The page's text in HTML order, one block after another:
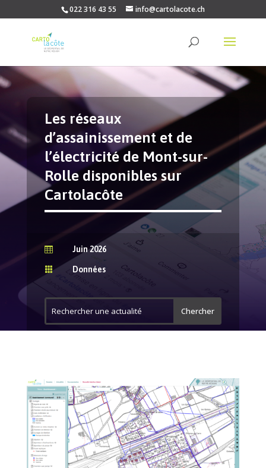
022 316 43 55 info@cartolacote.ch
Les réseaux
d’assainissement et de
l’électricité de Mont-sur-
Rolle disponibles sur
Cartolacôte
 Juin 2026
 Données